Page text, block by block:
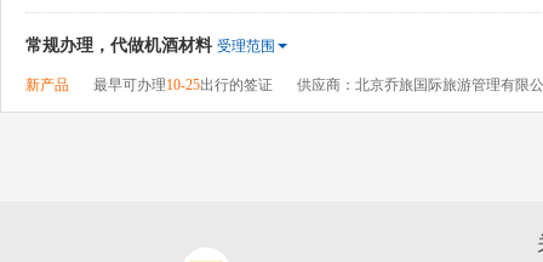
常规办理，代做机酒材料 受理范围
新产品 最早可办理10-25出行的签证 供应商：北京乔旅国际旅游管理有限